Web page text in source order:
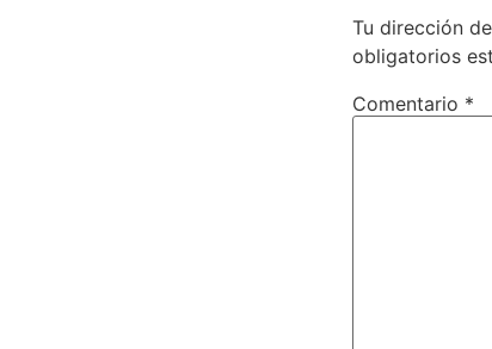
Tu dirección
obligatorios
Comentario *